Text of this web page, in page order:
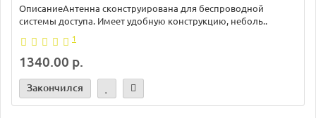
ОписаниеАнтенна сконструирована для беспроводной
системы доступа. Имеет удобную конструкцию, неболь..
1
1340.00 р.
Закончился